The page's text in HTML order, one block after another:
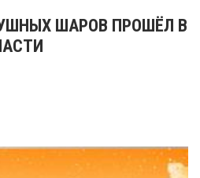
ШАРОВ ПРОШЁЛ В